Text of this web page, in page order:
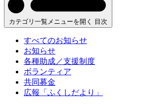
カテゴリ一覧メニューを開く 目次
すべてのお知らせ
お知らせ
各種助成／支援制度
ボランティア
共同募金
広報「ふくしだより」